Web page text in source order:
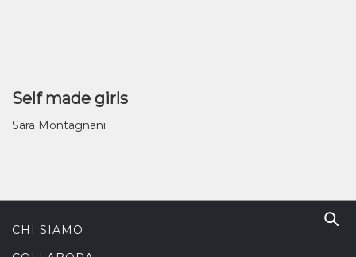
Self made girls
Sara Montagnani
CHI SIAMO